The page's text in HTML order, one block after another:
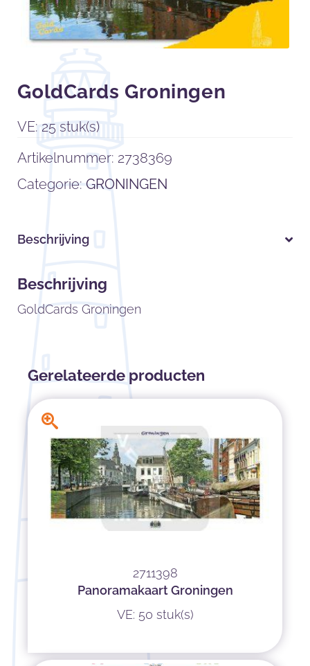
GoldCards Groningen
VE: 25 stuk(s)
Artikelnummer: 2738369
Categorie:GRONINGEN
Beschrijving
Beschrijving
GoldCards Groningen
Gerelateerde producten
2711398
Panoramakaart Groningen
VE: 50 stuk(s)